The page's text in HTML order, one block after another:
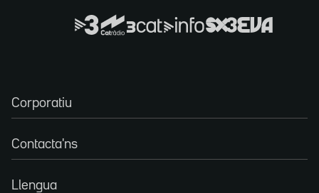
Corporatiu
Contacta'ns
Llengua